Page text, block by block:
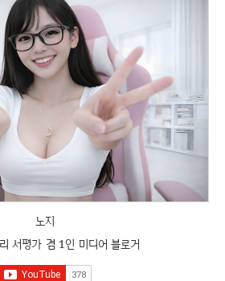
노지
서평가 겸 1인 미디어 블로거